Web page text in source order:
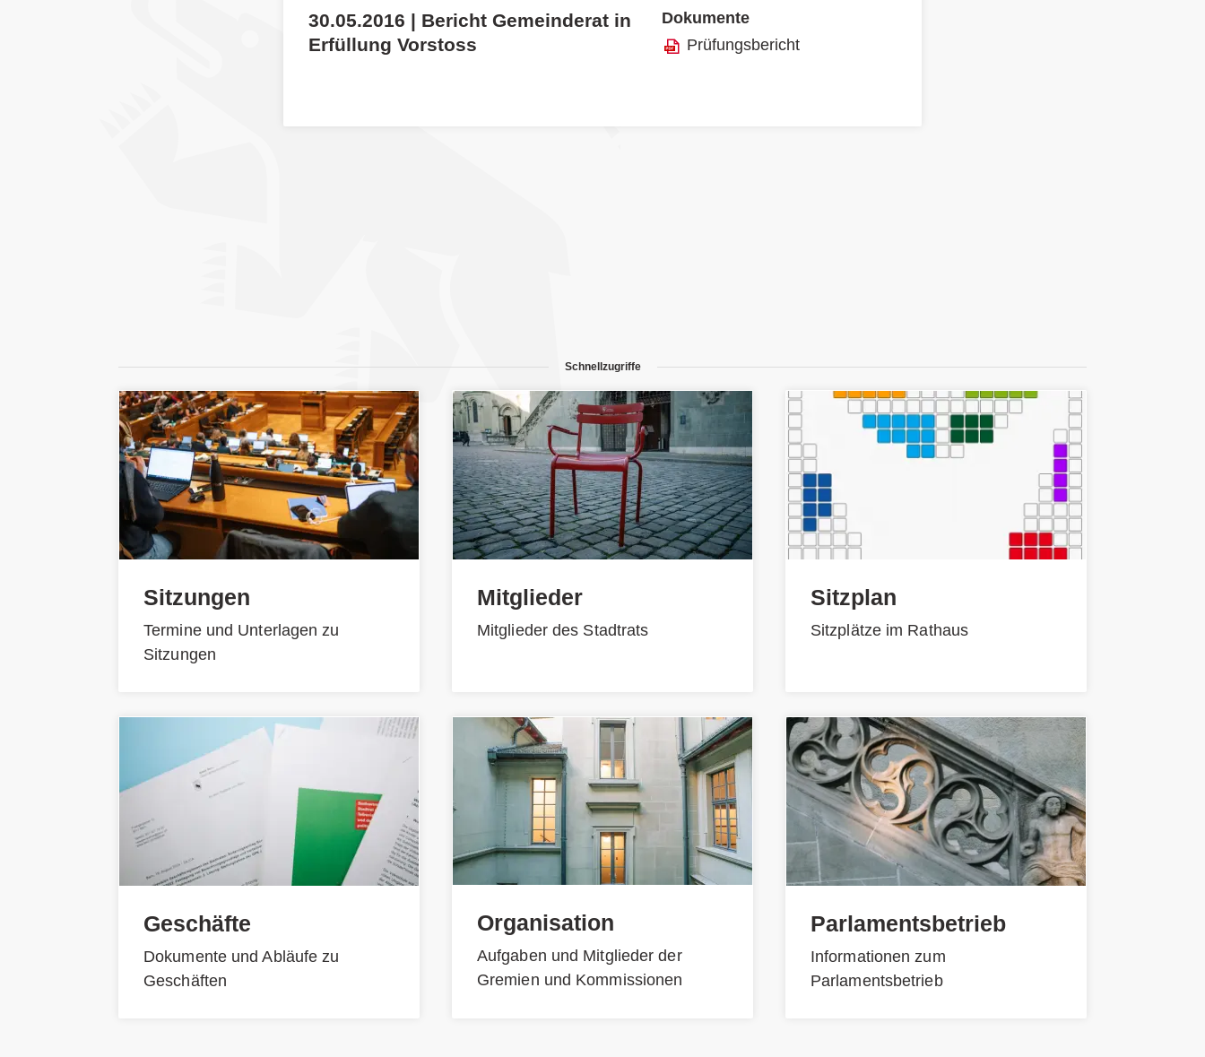
30.05.2016 | Bericht Gemeinderat in
Erfüllung Vorstoss
Dokumente
Prüfungsbericht
Schnellzugriffe
Sitzungen
Termine und Unterlagen zu
Sitzungen
Geschäfte
Dokumente und Abläufe zu
Geschäften
Mitglieder
Mitglieder des Stadtrats
Organisation
Aufgaben und Mitglieder der
Gremien und Kommissionen
Sitzplan
Sitzplätze im Rathaus
Parlamentsbetrieb
Informationen zum
Parlamentsbetrieb